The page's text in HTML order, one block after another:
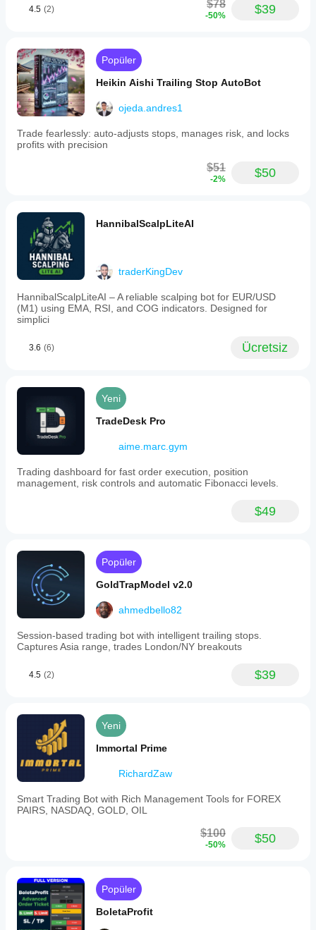
4.5 (2) $78
-50% $39
Popüler
Heikin Aishi Trailing Stop AutoBot
ojeda.andres1
Trade fearlessly: auto-adjusts stops, manages risk, and locks
profits with precision
$51
-2% $50
HannibalScalpLiteAI
traderKingDev
HannibalScalpLiteAI – A reliable scalping bot for EUR/USD
(M1) using EMA, RSI, and COG indicators. Designed for
simplici
3.6 (6) Ücretsiz
Yeni
TradeDesk Pro
aime.marc.gym
Trading dashboard for fast order execution, position
management, risk controls and automatic Fibonacci levels.
$49
Popüler
GoldTrapModel v2.0
ahmedbello82
Session-based trading bot with intelligent trailing stops.
Captures Asia range, trades London/NY breakouts
4.5 (2) $39
Yeni
Immortal Prime
RichardZaw
Smart Trading Bot with Rich Management Tools for FOREX
PAIRS, NASDAQ, GOLD, OIL
$100
-50% $50
Popüler
BoletaProfit